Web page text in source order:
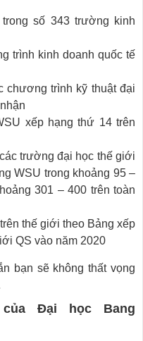
số 343 trường kinh
trình kinh doanh quốc tế
chương trình kỹ thuật đại
xếp hạng thứ 14 trên
trường đại học thế giới
WSU trong khoảng 95 –
301 – 400 trên toàn
thế giới theo Bảng xếp
QS vào năm 2020
bạn sẽ không thất vọng
Đại học Bang